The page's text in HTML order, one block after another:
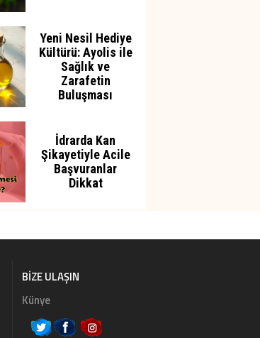
Yeni Nesil Hediye
Kültürü: Ayolis ile
Sağlık ve
Zarafetin
Buluşması
İdrarda Kan
Şikayetiyle Acile
Başvuranlar
Dikkat
BIZE ULAŞIN
Künye